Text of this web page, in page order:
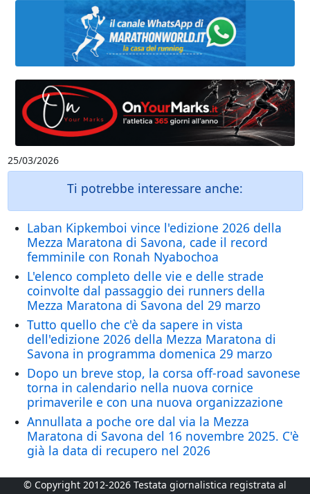
25/03/2026
Ti potrebbe interessare anche:
Laban Kipkemboi vince l'edizione 2026 della
Mezza Maratona di Savona, cade il record
femminile con Ronah Nyabochoa
L'elenco completo delle vie e delle strade
coinvolte dal passaggio dei runners della
Mezza Maratona di Savona del 29 marzo
Tutto quello che c'è da sapere in vista
dell'edizione 2026 della Mezza Maratona di
Savona in programma domenica 29 marzo
Dopo un breve stop, la corsa off-road savonese
torna in calendario nella nuova cornice
primaverile e con una nuova organizzazione
Annullata a poche ore dal via la Mezza
Maratona di Savona del 16 novembre 2025. C'è
già la data di recupero nel 2026
© Copyright 2012-2026 Testata giornalistica registrata al